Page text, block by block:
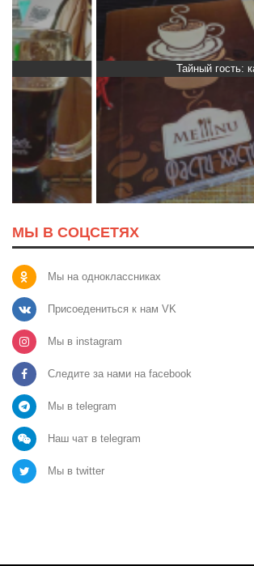
Тайный гость: кафе «Фасти
МЫ В СОЦСЕТЯХ
Мы на одноклассниках
Присоедениться к нам VK
Мы в instagram
Следите за нами на facebook
Мы в telegram
Наш чат в telegram
Мы в twitter